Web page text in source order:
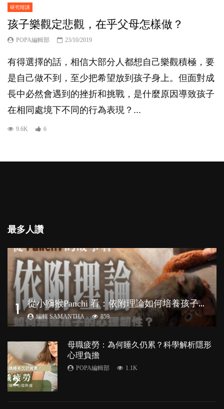
研究咁講
孩子樂觀定悲觀，在乎父母怎樣做？
POPA編輯部 23/10/2019
有得選擇的話，相信大部分人都想自己樂觀積極，要
是自己做不到，至少把希望放到孩子身上。但面對成
長中必然會遇到的挫折和挑戰，是什麼原因導致孩子
在相同處境下不同的行為表現？...
9.6K 6
最多人讚
1 從
小獼猴Panchi 看：依附理論如何培養孩子心理韌性？
編輯 SAMANTHA 859
2
母職疲勞：為何睡久仍累？科學解析隱形
心理負擔
POPA編輯部 1.1K